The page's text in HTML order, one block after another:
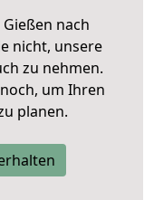
nach
nicht, unsere
zu nehmen.
um Ihren
planen.